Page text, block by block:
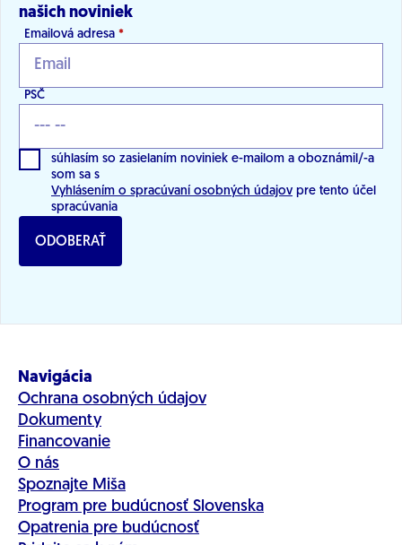
našich noviniek
Emailová adresa *
PSČ
súhlasím so zasielaním noviniek e-mailom a oboznámil/-a
som sa s
Vyhlásením o spracúvaní osobných údajov pre tento účel
spracúvania
ODOBERAŤ
Navigácia
Ochrana osobných údajov
Dokumenty
Financovanie
O nás
Spoznajte Miša
Program pre budúcnosť Slovenska
Opatrenia pre budúcnosť